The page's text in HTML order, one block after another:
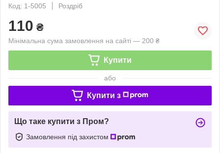
Код: 1-5005
Роздріб
110 ₴
Мінімальна сума замовлення на сайті — 200 ₴
Купити
або
Купити з
Що таке купити з Пром?
Замовлення під захистом